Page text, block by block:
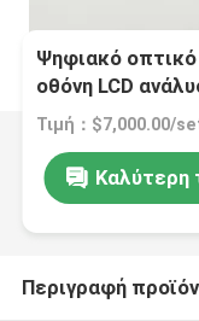
Ψηφιακό
οθόνη LCD
γρανίτη για
Καλύτερη
Περιγραφή